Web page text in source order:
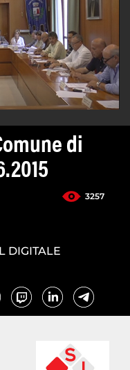
di
3257
DIGITALE